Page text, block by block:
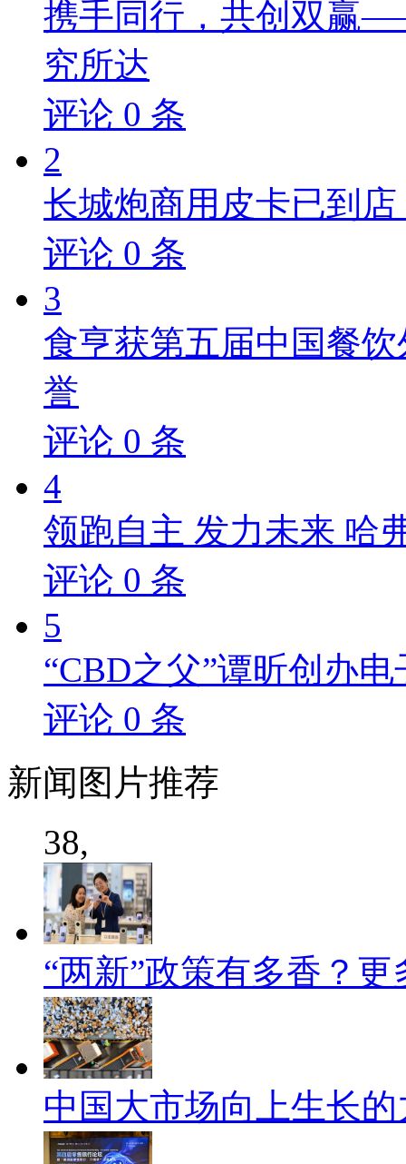
携手同行，共创双赢
究所达
评论 0 条
2
长城炮商用皮卡已到
评论 0 条
3
食亨获第五届中国餐
誉
评论 0 条
4
领跑自主 发力未来 哈
评论 0 条
5
“CBD之父”谭昕创办
评论 0 条
新闻 图片推荐
38,
“两新”政策有多香？
中国大市场向上生长